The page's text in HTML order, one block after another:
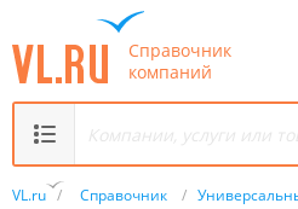
Справочник
компаний
VL.ru / Справочник /